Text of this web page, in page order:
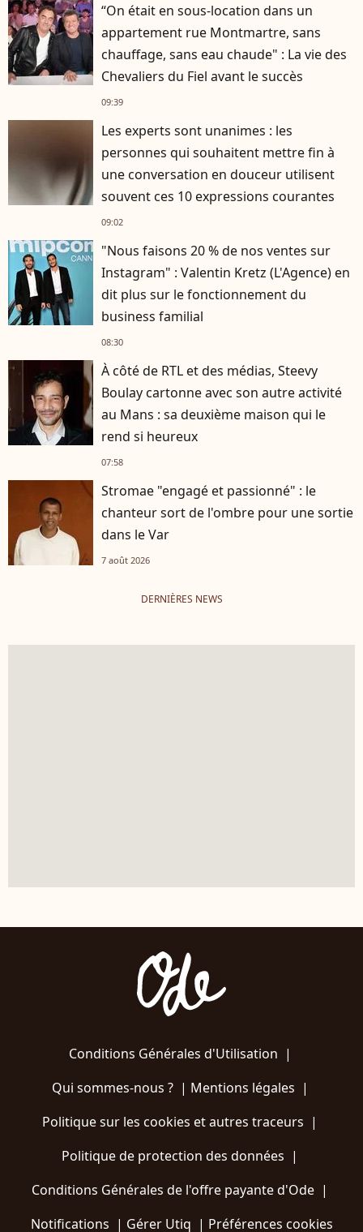
“On était en sous-location dans un
appartement rue Montmartre, sans
chauffage, sans eau chaude" : La vie des
Chevaliers du Fiel avant le succès
09:39
Les experts sont unanimes : les
personnes qui souhaitent mettre fin à
une conversation en douceur utilisent
souvent ces 10 expressions courantes
09:02
"Nous faisons 20 % de nos ventes sur
Instagram" : Valentin Kretz (L'Agence) en
dit plus sur le fonctionnement du
business familial
08:30
À côté de RTL et des médias, Steevy
Boulay cartonne avec son autre activité
au Mans : sa deuxième maison qui le
rend si heureux
07:58
Stromae "engagé et passionné" : le
chanteur sort de l'ombre pour une sortie
dans le Var
7 août 2026
DERNIÈRES NEWS
Conditions Générales d'Utilisation |
Qui sommes-nous ?| Mentions légales |
Politique sur les cookies et autres traceurs |
Politique de protection des données |
Conditions Générales de l'offre payante d'Ode |
Notifications | Gérer Utiq | Préférences cookies